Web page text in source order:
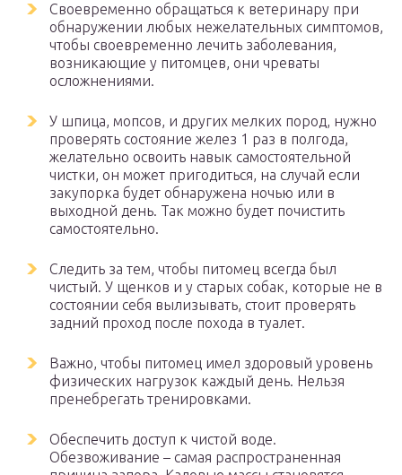
Своевременно обращаться к ветеринару при
обнаружении любых нежелательных симптомов,
чтобы своевременно лечить заболевания,
возникающие у питомцев, они чреваты
осложнениями.
У шпица, мопсов, и других мелких пород, нужно
проверять состояние желез 1 раз в полгода,
желательно освоить навык самостоятельной
чистки, он может пригодиться, на случай если
закупорка будет обнаружена ночью или в
выходной день. Так можно будет почистить
самостоятельно.
Следить за тем, чтобы питомец всегда был
чистый. У щенков и у старых собак, которые не в
состоянии себя вылизывать, стоит проверять
задний проход после похода в туалет.
Важно, чтобы питомец имел здоровый уровень
физических нагрузок каждый день. Нельзя
пренебрегать тренировками.
Обеспечить доступ к чистой воде.
Обезвоживание – самая распространенная